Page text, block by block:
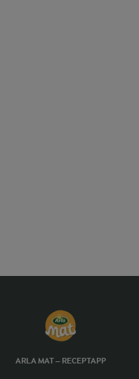
ARLA MAT – RECEPTAPP